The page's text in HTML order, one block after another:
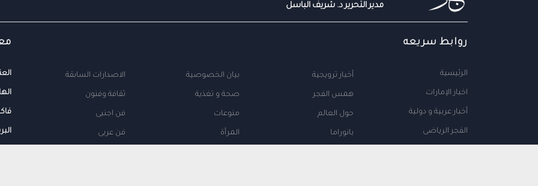
مدير التحرير د. شريف الباسل
روابط سريعه
الرئيسية
اخبار الإمارات
أخبار عربية و دولية
الفجر الرياضى
أخبار ترويجية
همس الفجر
حول العالم
بانوراما
بيان الخصوصية
صحة و تغذية
منوعات
المرأة
الاصدارات السابقة
ثقافة وفنون
فن اجنبى
فن عربى